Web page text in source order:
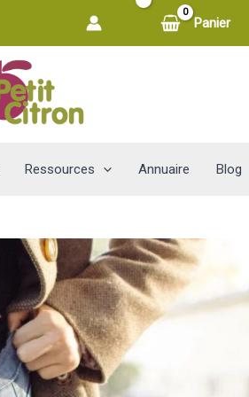
Panier
Ressources Annuaire Blog